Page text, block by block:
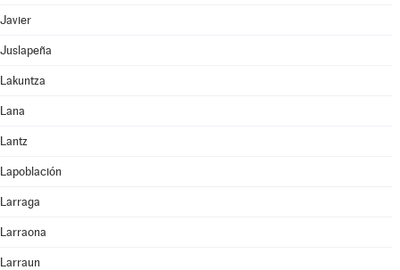
Javier
Juslapeña
Lakuntza
Lana
Lantz
Lapoblación
Larraga
Larraona
Larraun